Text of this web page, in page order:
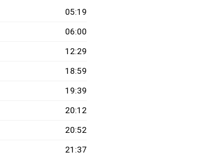
05:19
06:00
12:29
18:59
19:39
20:12
20:52
21:37